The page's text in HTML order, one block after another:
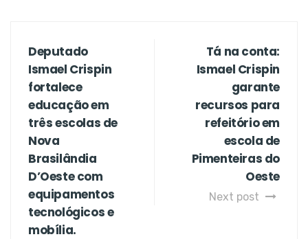
Deputado
Ismael Crispin
fortalece
educação em
três escolas de
Nova
Brasilândia
D’Oeste com
equipamentos
tecnológicos e
mobília.
Tá na conta:
Ismael Crispin
garante
recursos para
refeitório em
escola de
Pimenteiras do
Oeste
Next post